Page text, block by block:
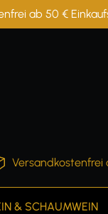
ab 50 €
Versandkostenfrei
& SCHAUMWEIN